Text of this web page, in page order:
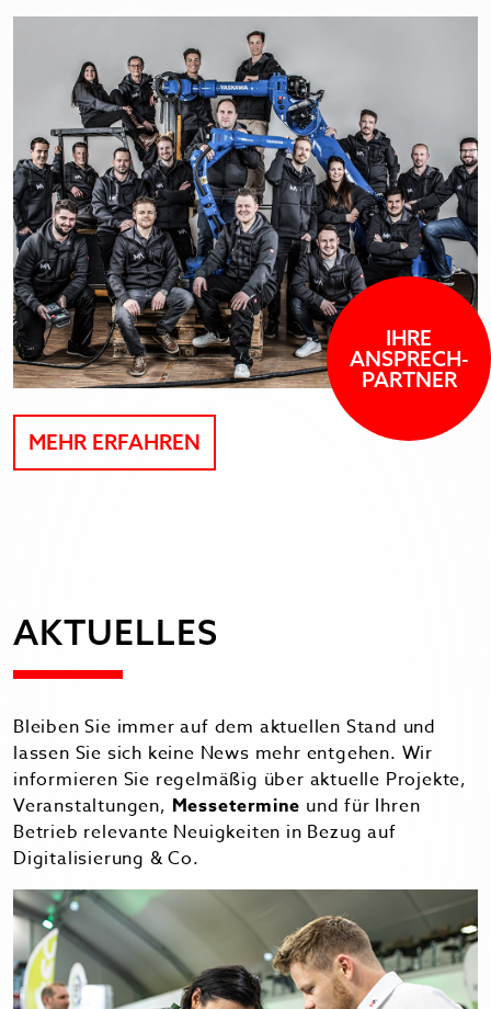
IHRE
ANSPRECH-
PARTNER
MEHR ERFAHREN
AKTUELLES
Bleiben Sie immer auf dem aktuellen Stand und
lassen Sie sich keine News mehr entgehen. Wir
informieren Sie regelmäßig über aktuelle Projekte,
Veranstaltungen, Messetermine und für Ihren
Betrieb relevante Neuigkeiten in Bezug auf
Digitalisierung & Co.